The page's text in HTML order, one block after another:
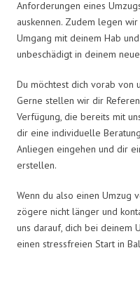
Anforderungen eines
auskennen. Zudem legen
Umgang mit deinem Hab
unbeschädigt in deinem
Du möchtest dich vorab von
Gerne stellen wir dir
Verfügung, die bereits mit
dir eine individuelle
Anliegen eingehen und dir
erstellen.
Wenn du also einen Umzug
zögere nicht länger und
uns darauf, dich bei deinem
einen stressfreien Start in